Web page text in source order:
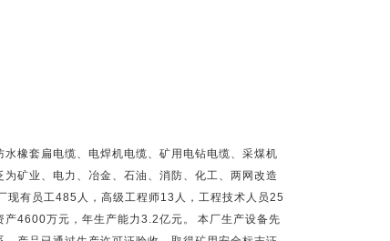
橡套扁电缆、电焊机电缆、矿用电钻电缆、采煤机
矿业、电力、冶金、石油、消防、化工、两网改造
现有员工485 人，高级工程师13 人，工程技术人员25
产4600万元，年生产能力3.2亿元。
本厂生产设备先